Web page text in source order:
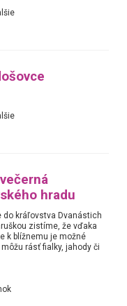
hradu
do kráľovstva Dvanástich
zistíme, že vďaka
k blížnemu je možné
rásť fialky, jahody či